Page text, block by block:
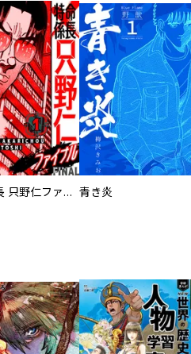
特命係長 只野仁ファイナル 愛蔵版 青き炎